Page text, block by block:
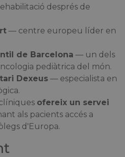
després de
— centre europeu líder en
de Barcelona — un dels
pediàtrica del món.
Dexeus — especialista en
ofereix un servei
als pacients accés a
d'Europa.